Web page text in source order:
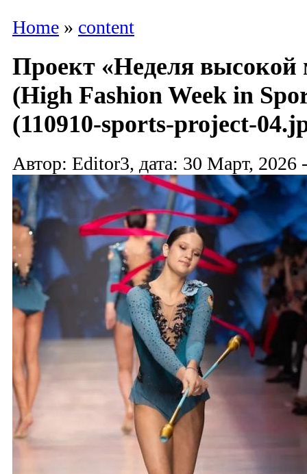
Home » content
Проект «Неделя высокой
(High Fashion Week in
(110910-sports-project-
Автор: Editor3, дата: 30 Март, 2026